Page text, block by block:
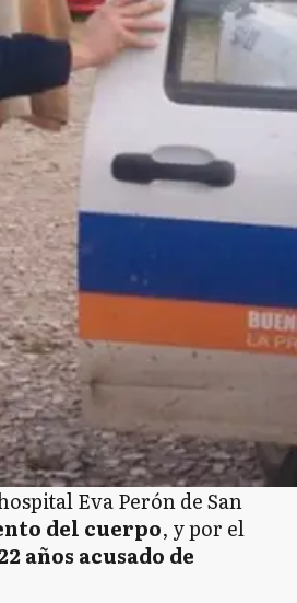
Eva Perón de San
del cuerpo, y por el
años acusado de